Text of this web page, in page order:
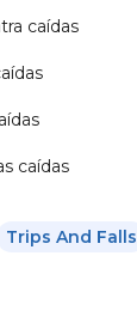
caídas
caídas
Trips And Falls